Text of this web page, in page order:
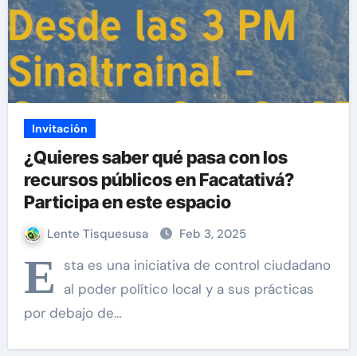
Invitación
¿Quieres saber qué pasa con los
recursos públicos en Facatativá?
Participa en este espacio
Lente Tisquesusa Feb 3, 2025
E
sta es una iniciativa de control ciudadano
al poder político local y a sus prácticas
por debajo de…